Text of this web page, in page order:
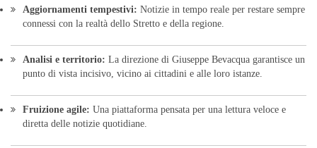
Aggiornamenti tempestivi: Notizie in tempo reale per restare sempre
connessi con la realtà dello Stretto e della regione.
Analisi e territorio: La direzione di Giuseppe Bevacqua garantisce un
punto di vista incisivo, vicino ai cittadini e alle loro istanze.
Fruizione agile: Una piattaforma pensata per una lettura veloce e
diretta delle notizie quotidiane.